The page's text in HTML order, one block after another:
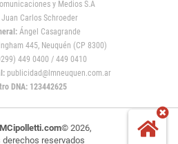
y Medios S.A
Juan Carlos Schroeder
Ángel Casagrande
445, Neuquén (CP 8300)
449 0400 / 449 0410
publicidad@lmneuquen.com.ar
DNA: 123442625
© 2026,
derechos reservados